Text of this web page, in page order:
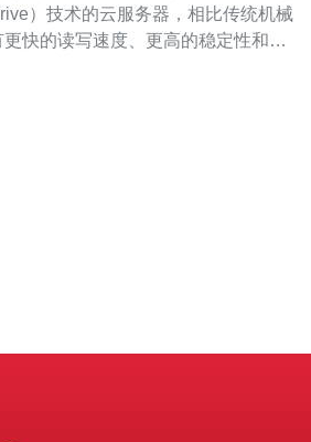
）技术的云服务器，相比传统机械
快的读写速度、更高的稳定性和更
传